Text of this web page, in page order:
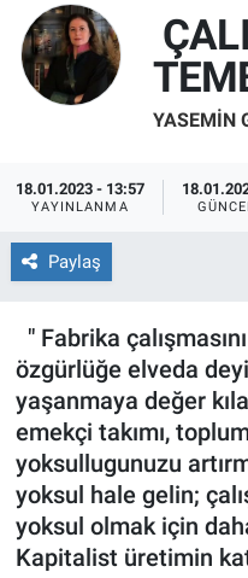
YASEMIN
18.01.2023 - 13:57
YAYINLANMA
Paylaş
" Fabrika
özgürlüğe elveda
yaşanmaya değer
emekçi takımı,
yoksullugunuzu
yoksul hale gelin;
yoksul olmak için
Kapitalist üretimin
Yerel
Yaşam
Bilim-Teknoloji
Köşe Yazıları
Röportaj
Video Galeri
Trafik Durumu
Süper Lig Puan
Son Dakika
Haber Arşivi